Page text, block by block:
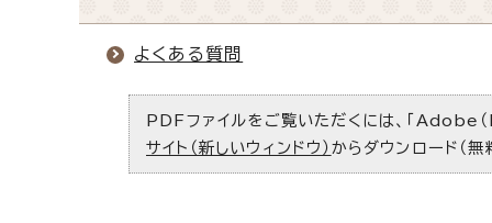
よくある質問
PDFファイルをご覧いただくには、「Adobe
サイト（新しいウィンドウ） からダウンロード（無